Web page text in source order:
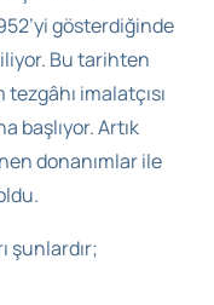
gösterdiğinde
Bu tarihten
imalatçısı
başlıyor. Artık
donanımlar ile
şunlardır;